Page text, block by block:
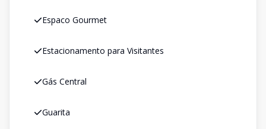
Espaco Gourmet
Estacionamento para Visitantes
Gás Central
Guarita